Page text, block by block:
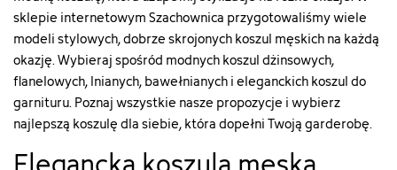
int(2)
["add_to_cart_url"]=>
string(122)
"https://szachownica.com.pl/koszyk?
["url"]=>
string(98)
"https://szachownica.com.pl/on/13266-
59234-
sklepie internetowym Szachownica przygotowaliśmy wiele
modeli stylowych, dobrze skrojonych koszul męskich na każdą
okazję. Wybieraj spośród modnych koszul dżinsowych,
flanelowych, lnianych, bawełnianych i eleganckich koszul do
garnituru. Poznaj wszystkie nasze propozycje i wybierz
najlepszą koszulę dla siebie, która dopełni Twoją garderobę.